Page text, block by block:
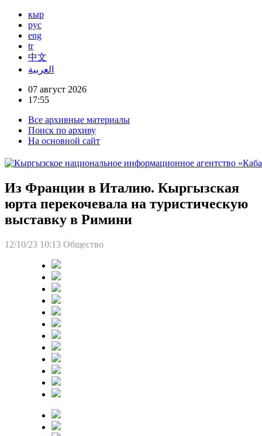
кыр
рус
eng
tr
中文
العربية
07 август 2026
17:55
Все архивные материалы
Поиск по архиву
На основной сайт
Из Франции в Италию. Кыргызская
юрта перекочевала на туристическую
выставку в Римини
12/10/23 10:13 Общество